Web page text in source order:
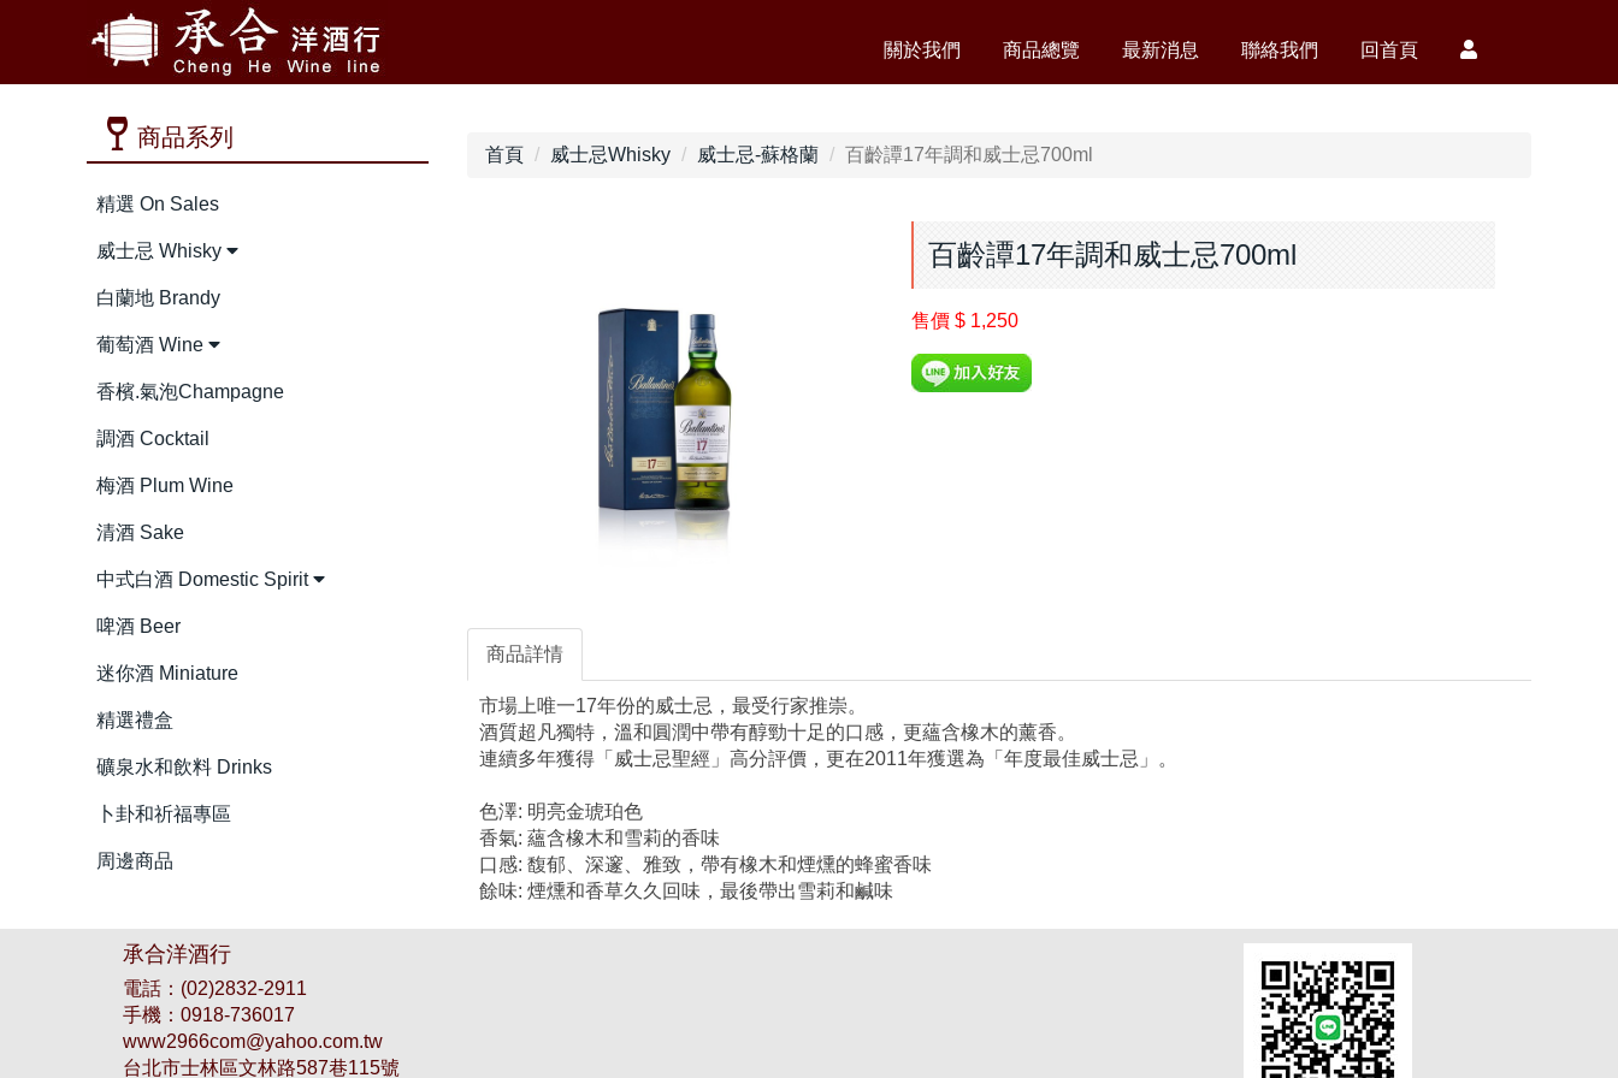
關於我們 商品總覽 最新消息 聯絡我們 回首頁
商品系列
精選 On Sales
威士忌 Whisky
白蘭地 Brandy
葡萄酒 Wine
香檳.氣泡Champagne
調酒 Cocktail
梅酒 Plum Wine
清酒 Sake
中式白酒 Domestic Spirit
啤酒 Beer
迷你酒 Miniature
精選禮盒
礦泉水和飲料 Drinks
卜卦和祈福專區
周邊商品
首頁 威士忌Whisky 威士忌-蘇格蘭 百齡譚17年調和威士忌700ml
百齡譚17年調和威士忌700ml
售價 $ 1,250
商品詳情
市場上唯一17年份的威士忌，最受行家推崇。
酒質超凡獨特，溫和圓潤中帶有醇勁十足的口感，更蘊含橡木的薰香。
連續多年獲得「威士忌聖經」高分評價，更在2011年獲選為「年度最佳威士忌」。
色澤: 明亮金琥珀色
香氣: 蘊含橡木和雪莉的香味
口感: 馥郁、深邃、雅致，帶有橡木和煙燻的蜂蜜香味
餘味: 煙燻和香草久久回味，最後帶出雪莉和鹹味
承合洋酒行
電話： (02)2832-2911
手機： 0918-736017
www2966com@yahoo.com.tw
台北市士林區文林路587巷115號